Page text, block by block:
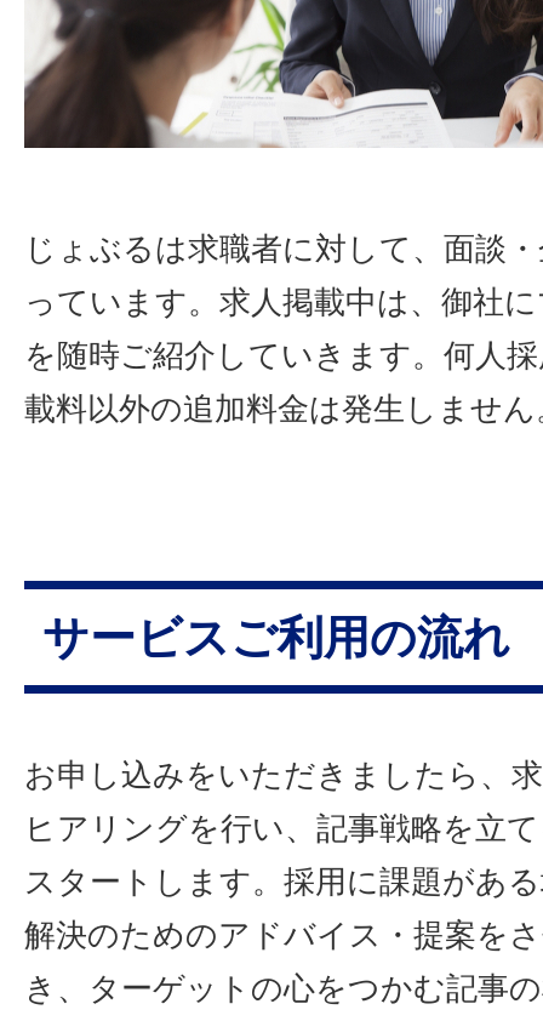
じょぶるは求職者に対して、面談
っています。求人掲載中は、御社
を随時ご紹介していきます。何人
載料以外の追加料金は発生しません
サービスご利用の流れ
お申し込みをいただきましたら、
ヒアリングを行い、記事戦略を立
スタートします。採用に課題があ
解決のためのアドバイス・提案を
き、ターゲットの心をつかむ記事